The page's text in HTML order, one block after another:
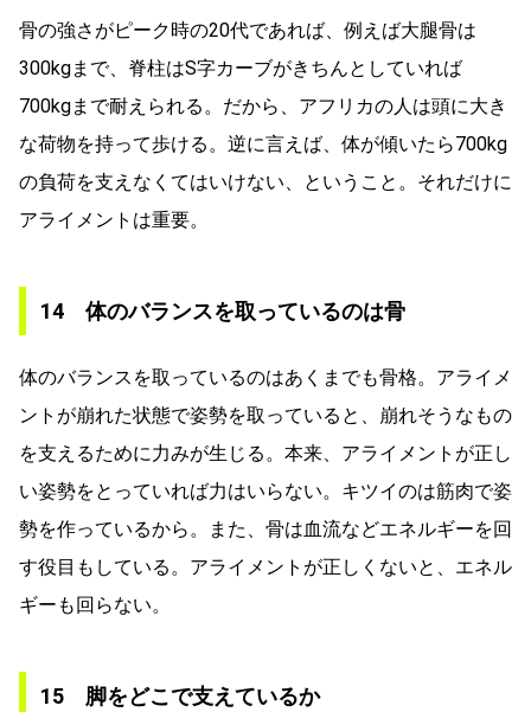
骨の強さがピーク時の20代であれば、例えば大腿骨は
300kgまで、脊柱はS字カーブがきちんとしていれば
700kgまで耐えられる。だから、アフリカの人は頭に大き
な荷物を持って歩ける。逆に言えば、体が傾いたら700kg
の負荷を支えなくてはいけない、ということ。それだけに
アライメントは重要。
14 体のバランスを取っているのは骨
体のバランスを取っているのはあくまでも骨格。アライメ
ントが崩れた状態で姿勢を取っていると、崩れそうなもの
を支えるために力みが生じる。本来、アライメントが正し
い姿勢をとっていれば力はいらない。キツイのは筋肉で姿
勢を作っているから。また、骨は血流などエネルギーを回
す役目もしている。アライメントが正しくないと、エネル
ギーも回らない。
15 脚をどこで支えているか